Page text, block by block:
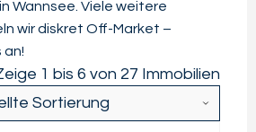
Wannsee. Viele weitere
wir diskret Off-Market –
an!
1 bis 6 von 27 Immobilien